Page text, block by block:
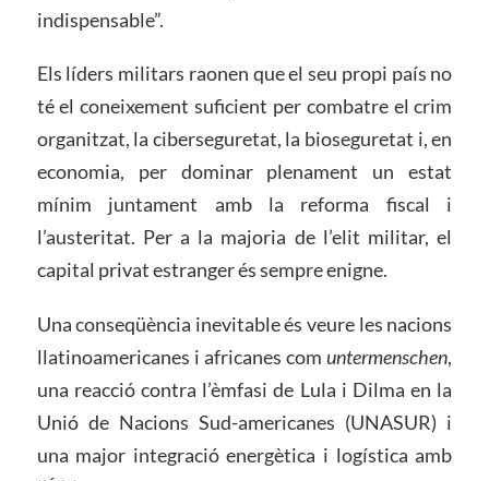
indispensable”.
Els líders militars raonen que el seu propi país no
té el coneixement suficient per combatre el crim
organitzat, la ciberseguretat, la bioseguretat i, en
economia, per dominar plenament un estat
mínim juntament amb la reforma fiscal i
l’austeritat. Per a la majoria de l’elit militar, el
capital privat estranger és sempre enigne.
Una conseqüència inevitable és veure les nacions
llatinoamericanes i africanes comuntermenschen,
una reacció contra l’èmfasi de Lula i Dilma en la
Unió de Nacions Sud-americanes (UNASUR) i
una major integració energètica i logística amb